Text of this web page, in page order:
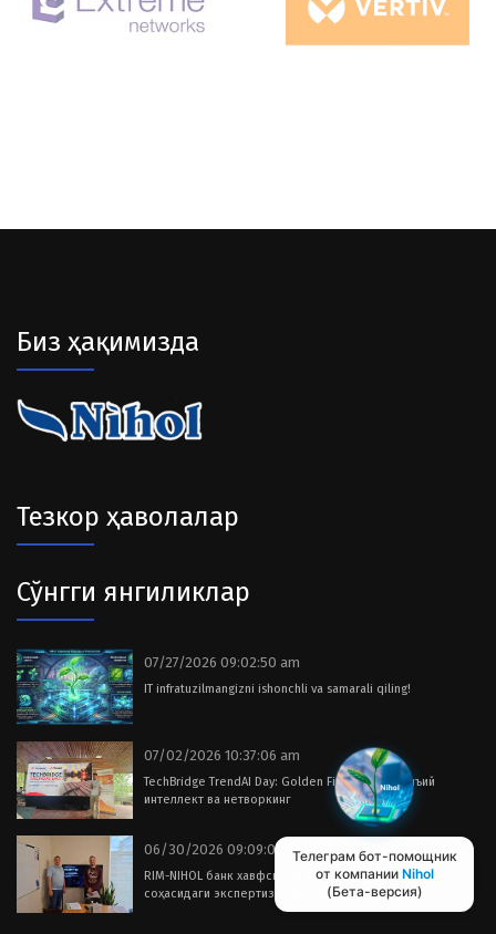
Телеграм бот-помощник
от компании Nihol
(Бета-версия)
Биз ҳақимизда
Тезкор ҳаволалар
Сўнгги янгиликлар
07/27/2026 09:02:50 am
IT infratuzilmangizni ishonchli va samarali qiling!
07/02/2026 10:37:06 am
TechBridge TrendAI Day: Golden Fish Club да сунъий
интеллект ва нетворкинг
06/30/2026 09:09:02 am
RIM-NIHOL банк хавфсизлиги ва SWIFT тизимлари
соҳасидаги экспертизасини оширмоқда